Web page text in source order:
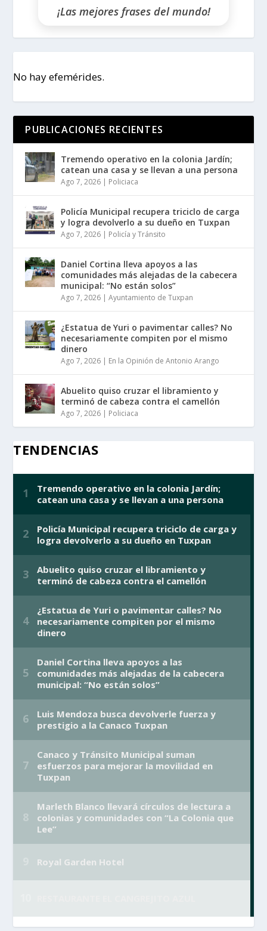
¡Las mejores frases del mundo!
No hay efemérides.
PUBLICACIONES RECIENTES
Tremendo operativo en la colonia Jardín;
catean una casa y se llevan a una persona
Ago 7, 2026 | Policiaca
Policía Municipal recupera triciclo de carga
y logra devolverlo a su dueño en Tuxpan
Ago 7, 2026 | Policía y Tránsito
Daniel Cortina lleva apoyos a las
comunidades más alejadas de la cabecera
municipal: “No están solos”
Ago 7, 2026 |Ayuntamiento de Tuxpan
¿Estatua de Yuri o pavimentar calles? No
necesariamente compiten por el mismo
dinero
Ago 7, 2026 | En la Opinión de Antonio Arango
Abuelito quiso cruzar el libramiento y
terminó de cabeza contra el camellón
Ago 7, 2026 | Policiaca
TENDENCIAS